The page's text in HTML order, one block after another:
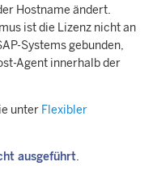
Hostname ändert.
ist die Lizenz nicht an
Systems gebunden,
Agent innerhalb der
unter Flexibler
ausgeführt.